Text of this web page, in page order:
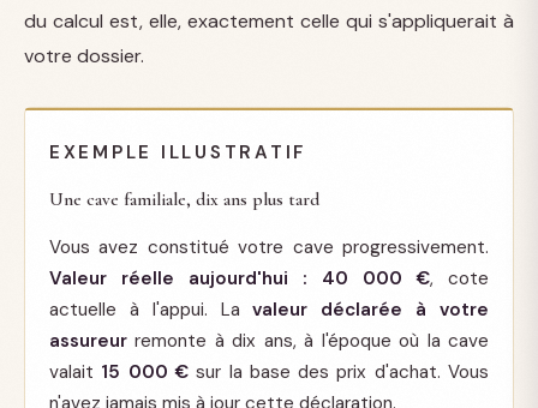
du calcul est, elle, exactement celle qui s'appliquerait à
votre dossier.
EXEMPLE ILLUSTRATIF
Une cave familiale, dix ans plus tard
Vous avez constitué votre cave progressivement.
Valeur réelle aujourd'hui : 40 000 €, cote
actuelle à l'appui. Lavaleur déclarée à votre
assureur remonte à dix ans, à l'époque où la cave
valait 15 000 €sur la base des prix d'achat. Vous
n'avez jamais mis à jour cette déclaration.